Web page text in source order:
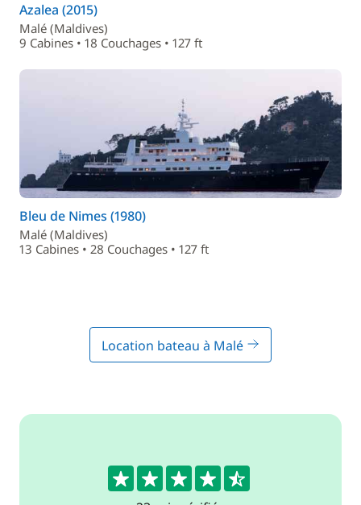
Azalea (2015)
Malé (Maldives)
9 Cabines • 18 Couchages • 127 ft
Bleu de Nimes (1980)
Malé (Maldives)
13 Cabines • 28 Couchages • 127 ft
Location bateau à Malé
4.7